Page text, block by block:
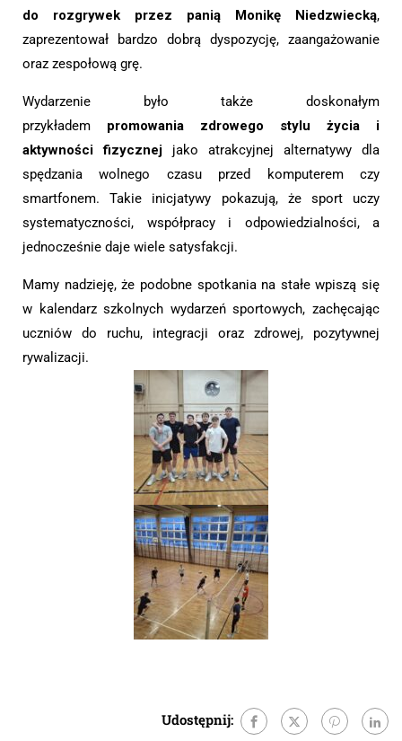
do rozgrywek przez panią Monikę Niedzwiecką,
zaprezentował bardzo dobrą dyspozycję, zaangażowanie
oraz zespołową grę.
Wydarzenie było także doskonałym
przykładem promowania zdrowego stylu życia i
aktywności fizycznej jako atrakcyjnej alternatywy dla
spędzania wolnego czasu przed komputerem czy
smartfonem. Takie inicjatywy pokazują, że sport uczy
systematyczności, współpracy i odpowiedzialności, a
jednocześnie daje wiele satysfakcji.
Mamy nadzieję, że podobne spotkania na stałe wpiszą się
w kalendarz szkolnych wydarzeń sportowych, zachęcając
uczniów do ruchu, integracji oraz zdrowej, pozytywnej
rywalizacji.
Udostępnij: